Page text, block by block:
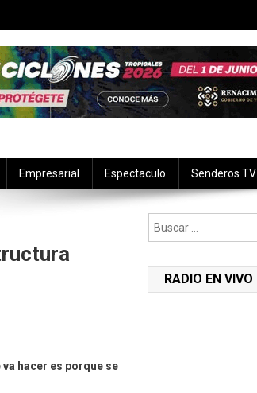
Empresarial Espectaculo Senderos TV
hacer es porque se
RADIO EN VIVO